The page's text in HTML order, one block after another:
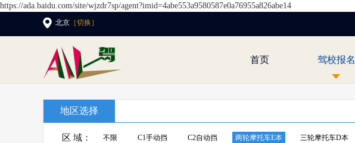
https://ada.baidu.com/site/wjzdr7sp/agent?imid=4abe553a9580587e0a76955a826abe14
北京 ［切换］
首页 驾校报名
地区选择
区 域： 不限 C1手动挡 C2自动挡 两轮摩托车E本 三轮摩托车D本